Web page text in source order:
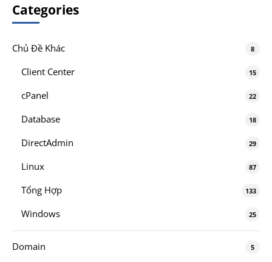
Categories
Chủ Đề Khác 8
Client Center 15
cPanel 22
Database 18
DirectAdmin 29
Linux 87
Tổng Hợp 133
Windows 25
Domain 5